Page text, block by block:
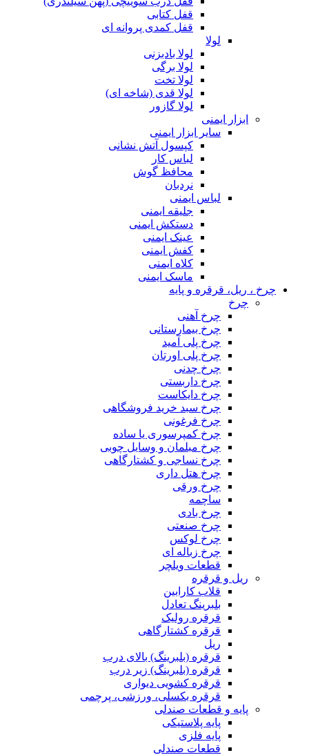
قفل کتابی
قفل کمدی پروانه ای
لولا
لولا بادبزنی
لولا برگی
لولا تخت
لولا قدی (شاخه ای)
لولا گازور
ابزار ایمنی
سایر ابزار ایمنی
کپسول آتش نشانی
لباس کار
محافظ گوش
نردبان
لباس ایمنی
جلیقه ایمنی
دستکش ایمنی
عینک ایمنی
کفش ایمنی
کلاه ایمنی
ماسک ایمنی
چرخ ، ریل، قرقره و پایه
چرخ
چرخ آهنی
چرخ بیمارستانی
چرخ پلی آمید
چرخ پلی اورتان
چرخ چدنی
چرخ داربستی
چرخ دایکاست
چرخ سبد خرید فروشگاهی
چرخ فرغونی
چرخ کمپرسوری یا ساده
چرخ مبلمان و وسایل چوبی
چرخ نساجی و کشتارگاهی
چرخ هتل داری
چرخ ورقی
ساچمه
چرخ بادی
چرخ صنعتی
چرخ لوکس
چرخ زباله ای
قطعات ویلچر
ریل و قرقره
قلاب کارابین
بلبرینگ تعادل
قرقره رولیک
قرقره کشتارگاهی
ریل
قرقره (بلبرینگ) بالای درب
قرقره (بلبرینگ) زیر درب
قرقره کشویی دیواری
قرقره بکسلی، ورزشی، پرچمی
پایه و قطعات صندلی
پایه پلاستیکی
پایه فلزی
قطعات صندلی